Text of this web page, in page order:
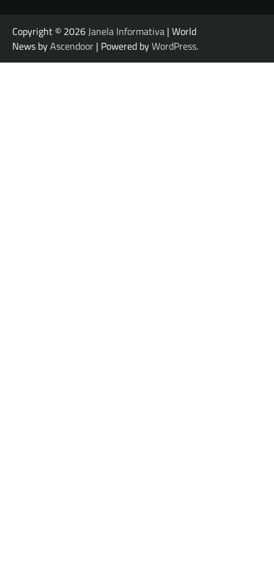
Copyright © 2026Janela Informativa | World
News byAscendoor | Powered byWordPress.